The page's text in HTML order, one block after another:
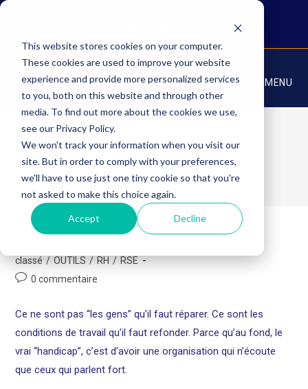
This website stores cookies on your computer.
These cookies are used to improve your website
experience and provide more personalized services
to you, both on this website and through other
media. To find out more about the cookies we use,
see our Privacy Policy.
We won't track your information when you visit our
site. But in order to comply with your preferences,
we'll have to use just one tiny cookie so that you're
not asked to make this choice again.
Accept Decline
Skip
content
MENU
rse
> Articles > rse
Auteur/autrice
la
Laetitia Gettliffe
Publication
11 novembre 2025
category:
classé / OUTILS / RH / RSE
Commentaires
publication :
0 commentaire
Ce ne sont pas “les gens” qu’il faut réparer. Ce sont les
conditions de travail qu’il faut refonder. Parce qu’au fond, le
vrai “handicap”, c’est d’avoir une organisation qui n’écoute
que ceux qui parlent fort.